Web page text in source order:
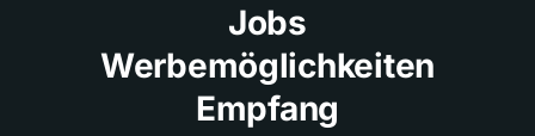
Jobs
Werbemöglichkeiten
Empfang